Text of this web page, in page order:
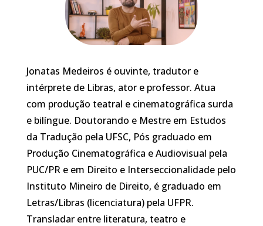
Jonatas Medeiros é ouvinte, tradutor e
intérprete de Libras, ator e professor. Atua
com produção teatral e cinematográfica surda
e bilíngue. Doutorando e Mestre em Estudos
da Tradução pela UFSC, Pós graduado em
Produção Cinematográfica e Audiovisual pela
PUC/PR e em Direito e Interseccionalidade pelo
Instituto Mineiro de Direito, é graduado em
Letras/Libras (licenciatura) pela UFPR.
Transladar entre literatura, teatro e